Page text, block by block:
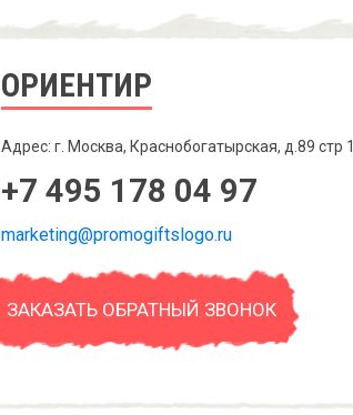
ОРИЕНТИР
Адрес: г. Москва, Краснобогатырская, д.89 стр 1
+7 495 178 04 97
marketing@promogiftslogo.ru
ЗАКАЗАТЬ ОБРАТНЫЙ ЗВОНОК